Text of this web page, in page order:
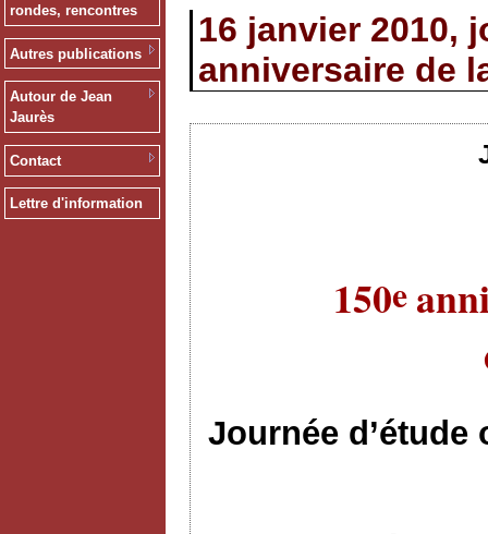
rondes, rencontres
Autres publications
Autour de Jean
Jaurès
Contact
Lettre d'information
16 janvier 2010,
anniversaire de
150e
Journée